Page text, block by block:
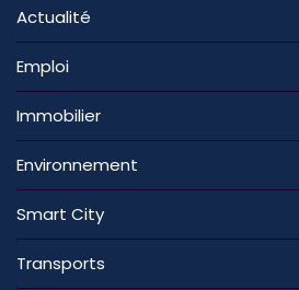
Actualité
Emploi
Immobilier
Environnement
Smart City
Transports